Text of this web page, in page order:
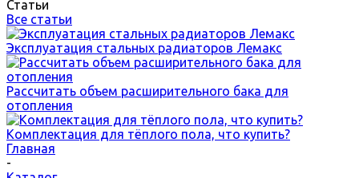
Статьи
Все статьи
Эксплуатация стальных радиаторов Лемакс
Рассчитать объем расширительного бака для
отопления
Комплектация для тёплого пола, что купить?
Главная
-